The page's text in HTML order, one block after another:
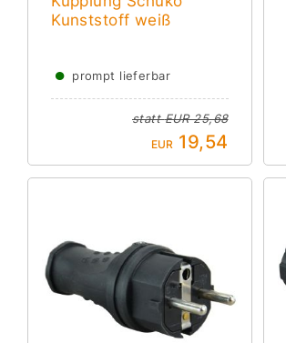
Kunststoff weiß
● prompt lieferbar
stattEUR 25,68
EUR 19,54